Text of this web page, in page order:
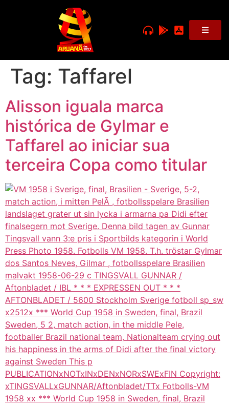
Tag: Taffarel
Alisson iguala marca
histórica de Gylmar e
Taffarel ao iniciar sua
terceira Copa como titular